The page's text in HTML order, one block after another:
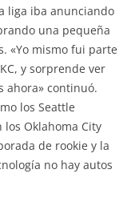
liga iba anunciando
una pequeña
«Yo mismo fui parte
y sorprende ver
ahora» continuó.
los Seattle
Oklahoma City
de rookie y la
no hay autos